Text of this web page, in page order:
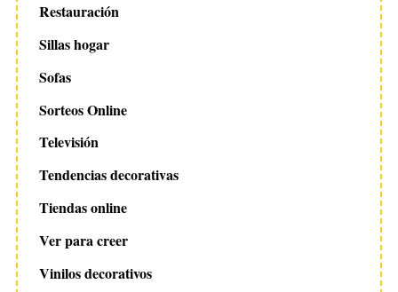
Restauración
Sillas hogar
Sofas
Sorteos Online
Televisión
Tendencias decorativas
Tiendas online
Ver para creer
Vinilos decorativos